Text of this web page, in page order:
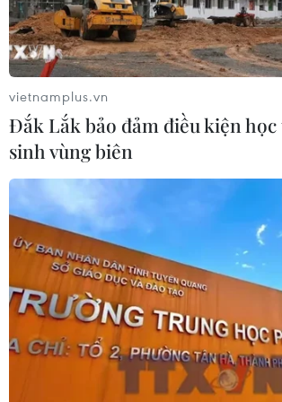
Cảnh báo thủ đoạn lừa đảo đưa lao
động thời vụ sang Hàn Quốc
06/08/2026 04:11
24 năm tù cho 2 vợ chồng tổ
chức “bay lắc” tại Hà Nội
06/08/2026 03:46
Khởi tố thêm 6 đối tượng vụ lập
khống hồ sơ bảo hiểm y tế ở Đắk Lắk
05/08/2026 14:55
vietnamplus.vn
Đắk Lắk bảo đảm điều kiện học
sinh vùng biên